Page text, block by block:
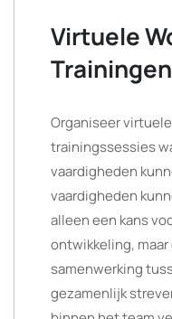
Virtuele
Trainingen
Organiseer
trainingssessies
vaardigheden
vaardigheden
alleen een kans
ontwikkeling,
samenwerking
gezamenlijk